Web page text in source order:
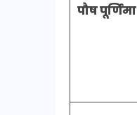
पौष पूर्णिमा